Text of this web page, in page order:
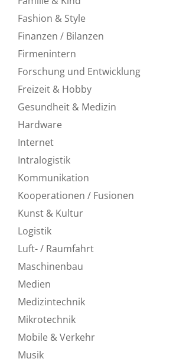
Fashion & Style
Finanzen / Bilanzen
Firmenintern
Forschung und Entwicklung
Freizeit & Hobby
Gesundheit & Medizin
Hardware
Internet
Intralogistik
Kommunikation
Kooperationen / Fusionen
Kunst & Kultur
Logistik
Luft- / Raumfahrt
Maschinenbau
Medien
Medizintechnik
Mikrotechnik
Mobile & Verkehr
Musik